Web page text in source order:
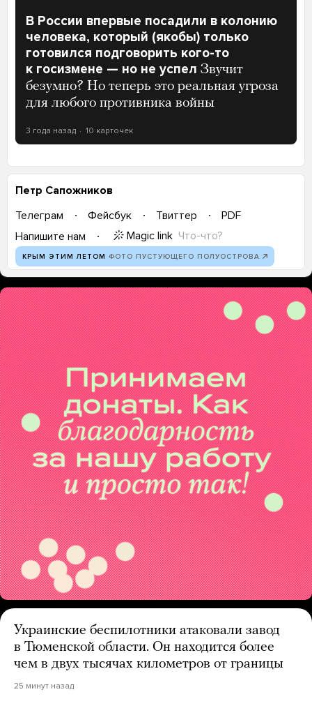
В России впервые посадили в колонию
человека, который (якобы) только
готовился подговорить кого-то
к госизмене — но не успел Звучит
безумно? Но теперь это реальная угроза
для любого противника войны
3 года назад 10 карточек
Петр Сапожников
Телеграм
Фейсбук Твиттер
PDF
Напишите нам
Magic link Что-что?
КРЫМ ЭТИМ ЛЕТОМ ФОТО ПУСТУЮЩЕГО ПОЛУОСТРОВА
Украинские беспилотники атаковали завод
в Тюменской области. Он находится более
чем в двух тысячах километров от границы
25 минут назад